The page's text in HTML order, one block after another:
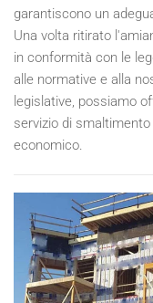
garantiscono un
Una volta ritirato
in conformità con le
alle normative e alla
legislative, possiamo
servizio di
economico.